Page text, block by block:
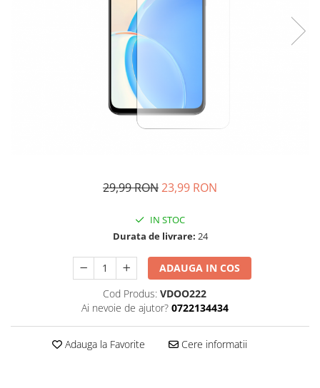
29,99 RON23,99 RON
IN STOC
Durata de livrare: 24
ADAUGA IN COS
Cod Produs: VDOO222
Ai nevoie de ajutor? 0722134434
Adauga la Favorite Cere informatii